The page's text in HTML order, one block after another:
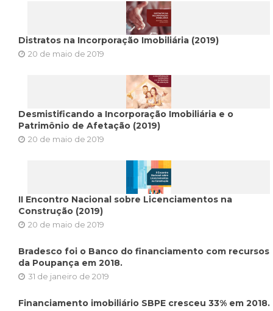
Distratos na Incorporação Imobiliária (2019)
20 de maio de 2019
Desmistificando a Incorporação Imobiliária e o
Patrimônio de Afetação (2019)
20 de maio de 2019
II Encontro Nacional sobre Licenciamentos na
Construção (2019)
20 de maio de 2019
Bradesco foi o Banco do financiamento com recursos
da Poupança em 2018.
31 de janeiro de 2019
Financiamento imobiliário SBPE cresceu 33% em 2018.